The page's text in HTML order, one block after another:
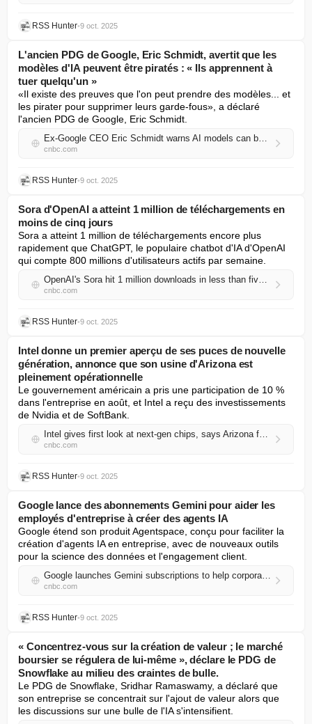
RSS Hunter•9 oct. 2025
L'ancien PDG de Google, Eric Schmidt, avertit que les
modèles d'IA peuvent être piratés : « Ils apprennent à
tuer quelqu'un »
«Il existe des preuves que l'on peut prendre des modèles... et
les pirater pour supprimer leurs garde-fous», a déclaré
l'ancien PDG de Google, Eric Schmidt.
Ex-Google CEO Eric Schmidt warns AI models can be hacked: 'They learn how to kill someone'
cnbc.com
RSS Hunter•9 oct. 2025
Sora d'OpenAI a atteint 1 million de téléchargements en
moins de cinq jours
Sora a atteint 1 million de téléchargements encore plus
rapidement que ChatGPT, le populaire chatbot d'IA d'OpenAI
qui compte 800 millions d'utilisateurs actifs par semaine.
OpenAI's Sora hit 1 million downloads in less than five days
cnbc.com
RSS Hunter•9 oct. 2025
Intel donne un premier aperçu de ses puces de nouvelle
génération, annonce que son usine d'Arizona est
pleinement opérationnelle
Le gouvernement américain a pris une participation de 10 %
dans l'entreprise en août, et Intel a reçu des investissements
de Nvidia et de SoftBank.
Intel gives first look at next-gen chips, says Arizona fab is fully operational
cnbc.com
RSS Hunter•9 oct. 2025
Google lance des abonnements Gemini pour aider les
employés d'entreprise à créer des agents IA
Google étend son produit Agentspace, conçu pour faciliter la
création d'agents IA en entreprise, avec de nouveaux outils
pour la science des données et l'engagement client.
Google launches Gemini subscriptions to help corporate workers build AI agents
cnbc.com
RSS Hunter•9 oct. 2025
« Concentrez-vous sur la création de valeur ; le marché
boursier se régulera de lui-même », déclare le PDG de
Snowflake au milieu des craintes de bulle.
Le PDG de Snowflake, Sridhar Ramaswamy, a déclaré que
son entreprise se concentrait sur l'ajout de valeur alors que
les discussions sur une bulle de l'IA s'intensifient.